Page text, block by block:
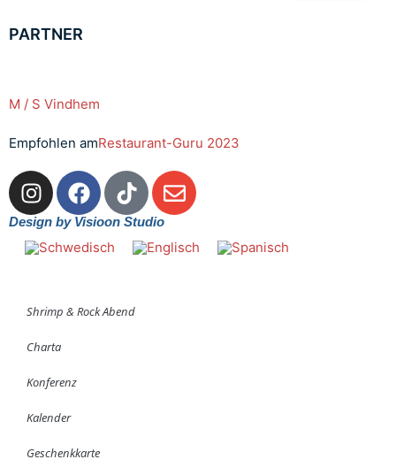
PARTNER
M / S Vindhem
Empfohlen amRestaurant-Guru 2023
Design by Visioon Studio
Shrimp & Rock Abend
Charta
Konferenz
Kalender
Geschenkkarte